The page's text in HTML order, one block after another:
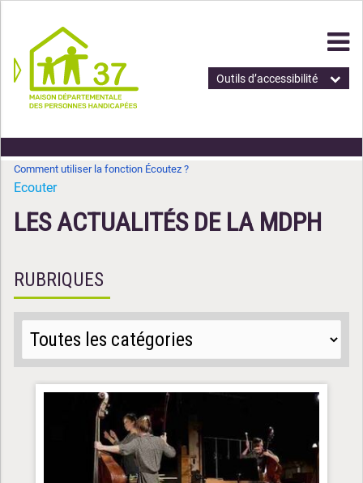
Outils d’accessibilité
Comment utiliser la fonction Écoutez ?
Ecouter
LES ACTUALITÉS DE LA MDPH
RUBRIQUES